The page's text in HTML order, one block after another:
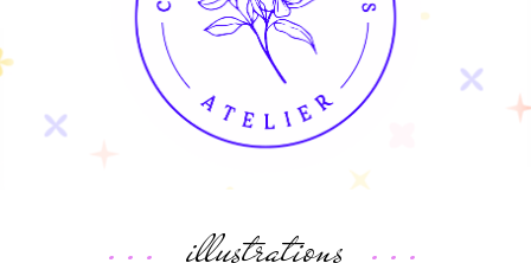
illustrations